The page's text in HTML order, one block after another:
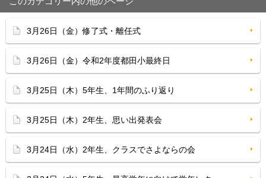
3月26日（金）修了式・離任式
3月26日（金）令和2年度都田小最終日
3月25日（木）5年生、1年間のふり返り
3月25日（木）2年生、思い出発表会
3月24日（水）2年生、クラスでさよならの会